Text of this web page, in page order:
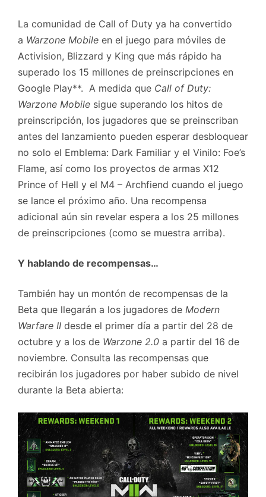
La comunidad de Call of Duty ya ha convertido
a Warzone Mobile en el juego para móviles de
Activision, Blizzard y King que más rápido ha
superado los 15 millones de preinscripciones en
Google Play**. A medida que Call of Duty:
Warzone Mobile sigue superando los hitos de
preinscripción, los jugadores que se preinscriban
antes del lanzamiento pueden esperar desbloquear
no solo el Emblema: Dark Familiar y el Vinilo: Foe’s
Flame, así como los proyectos de armas X12
Prince of Hell y el M4 – Archfiend cuando el juego
se lance el próximo año. Una recompensa
adicional aún sin revelar espera a los 25 millones
de preinscripciones (como se muestra arriba).
Y hablando de recompensas…
También hay un montón de recompensas de la
Beta que llegarán a los jugadores de Modern
Warfare II desde el primer día a partir del 28 de
octubre y a los de Warzone 2.0 a partir del 16 de
noviembre. Consulta las recompensas que
recibirán los jugadores por haber subido de nivel
durante la Beta abierta: